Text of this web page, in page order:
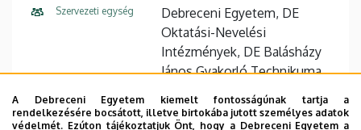
Szervezeti egység
Debreceni Egyetem, DE
Oktatási-Nevelési
Intézmények, DE Balásházy
János Gyakorló Technikuma,
Központi telefonszám +36 52 518 690 74330
A Debreceni Egyetem kiemelt fontosságúnak tartja a
rendelkezésére bocsátott, illetve birtokába jutott személyes adatok
védelmét. Ezúton tájékoztatjuk Önt, hogy a Debreceni Egyetem a